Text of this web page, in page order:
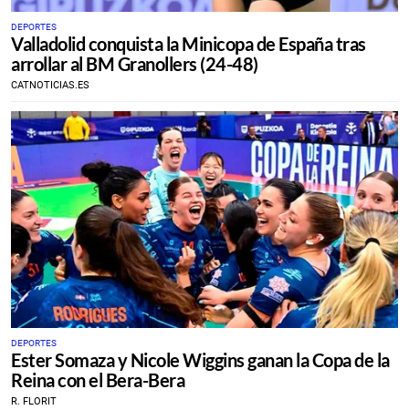
DEPORTES
Valladolid conquista la Minicopa de España tras
arrollar al BM Granollers (24-48)
CATNOTICIAS.ES
DEPORTES
Ester Somaza y Nicole Wiggins ganan la Copa de la
Reina con el Bera-Bera
R. FLORIT